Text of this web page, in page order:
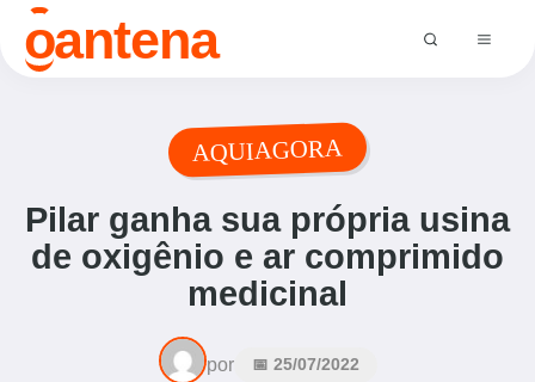
oantena
AQUIAGORA
Pilar ganha sua própria usina
de oxigênio e ar comprimido
medicinal
por 📅 25/07/2022